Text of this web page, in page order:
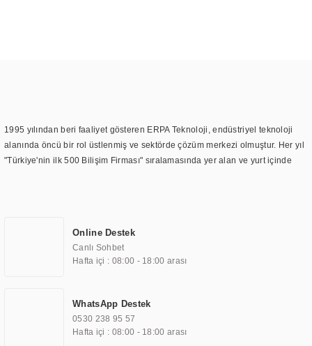
1995 yılından beri faaliyet gösteren ERPA Teknoloji, endüstriyel teknoloji
alanında öncü bir rol üstlenmiş ve sektörde çözüm merkezi olmuştur. Her yıl
"Türkiye'nin ilk 500 Bilişim Firması" sıralamasında yer alan ve yurt içinde
TOCHI markası altında kendi ürettiği ürünlerde kullanmıştır. Günümüzde
TOCHI; videowall, digital signage, kiosk, totem, akıllı durak ekranı, araç içi
ekran, asansör ekranı, digital menüboard, marin ekran, medikal ekran,
ekranları, endüstriyel ekranlar, kapı önü bilgi ekranları, panel PC,
endüstriyel Panel PC, mini PC, endüstriyel mini PC ve akıllı bina sistemleri
gibi çözümleri 4.5" ile 110” boyutları arasında üretebilirken, ayrıca standart
Online Destek
Canlı Sohbet
Hafta içi : 08:00 - 18:00 arası
WhatsApp Destek
0530 238 95 57
Hafta içi : 08:00 - 18:00 arası